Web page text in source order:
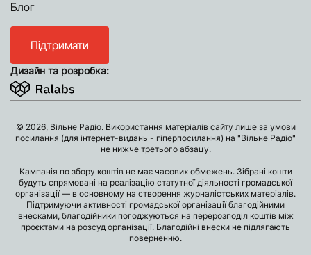
Блог
Підтримати
Дизайн та розробка:
© 2026, Вільне Радіо. Використання матеріалів сайту лише за умови
посилання (для інтернет-видань - гіперпосилання) на "Вільне Радіо"
не нижче третього абзацу.
Кампанія по збору коштів не має часових обмежень. Зібрані кошти
будуть спрямовані на реалізацію статутної діяльності громадської
організації — в основному на створення журналістських матеріалів.
Підтримуючи активності громадської організації благодійними
внесками, благодійники погоджуються на перерозподіл коштів між
проєктами на розсуд організації. Благодійні внески не підлягають
поверненню.